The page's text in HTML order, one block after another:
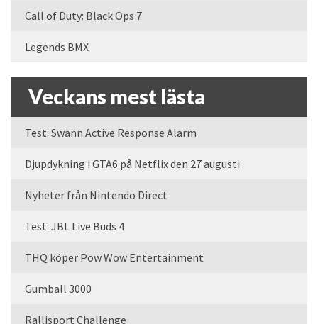
Call of Duty: Black Ops 7
Legends BMX
Veckans mest lästa
Test: Swann Active Response Alarm
Djupdykning i GTA6 på Netflix den 27 augusti
Nyheter från Nintendo Direct
Test: JBL Live Buds 4
THQ köper Pow Wow Entertainment
Gumball 3000
Rallisport Challenge